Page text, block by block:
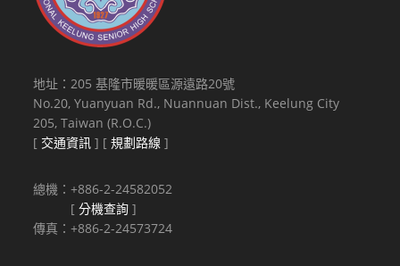
地址：205 基隆市暖暖區源遠路20號
No.20, Yuanyuan Rd., Nuannuan Dist., Keelung City
205, Taiwan (R.O.C.)
[ 交通資訊 ] [規劃路線 ]
總機：+886-2-24582052
[分機查詢 ]
傳真：+886-2-24573724